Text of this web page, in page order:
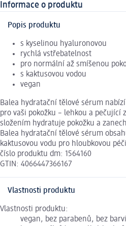
Informace o produktu
Popis produktu
s kyselinou hyaluronovou
rychlá vstřebatelnost
pro normální až smíšenou
s kaktusovou vodou
vegan
Balea hydratační tělové sérum
pro vaši pokožku – lehkou a pečující
složením hydratuje pokožku a
Balea hydratační tělové sérum
kaktusovou vodu pro hloubkovou
číslo produktu dm: 1564160
GTIN: 4066447366167
Vlastnosti produktu
Vlastnosti produktu:
vegan, bez parabenů, bez